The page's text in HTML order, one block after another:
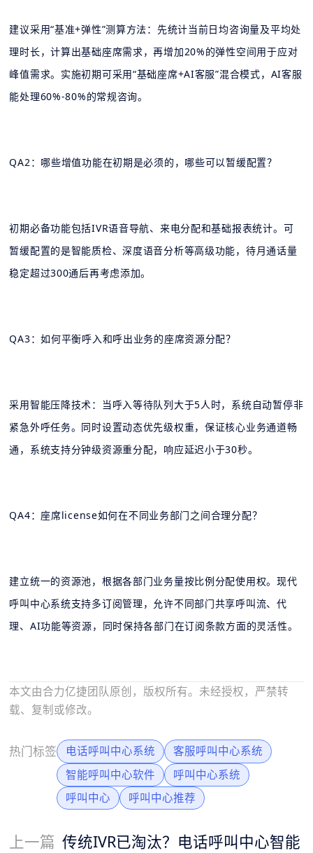
建议采用“基准+弹性”测算方法：先统计当前日均咨询量及平均处
理时长，计算出基础座席需求，再增加20%的弹性空间用于应对
峰值需求。实施初期可采用“基础座席+AI客服”混合模式，AI客服
能处理60%-80%的常规咨询。
QA2：哪些增值功能在初期是必须的，哪些可以暂缓配置？
初期必备功能包括IVR语音导航、来电分配和基础报表统计。可
暂缓配置的是智能质检、深度语音分析等高级功能，待月通话量
稳定超过300通后再考虑添加。
QA3：如何平衡呼入和呼出业务的座席资源分配？
采用智能压降技术：当呼入等待队列大于5人时，系统自动暂停非
紧急外呼任务。同时设置动态优先级权重，保证核心业务通道畅
通，系统支持分钟级资源重分配，响应延迟小于30秒。
QA4：座席license如何在不同业务部门之间合理分配？
建立统一的资源池，根据各部门业务量按比例分配使用权。现代
呼叫中心系统支持多订阅管理，允许不同部门共享呼叫流、代
理、AI功能等资源，同时保持各部门在订阅条款方面的灵活性。
本文由合力亿捷团队原创，版权所有。未经授权，严禁转
载、复制或修改。
热门标签 电话呼叫中心系统
客服呼叫中心系统
智能呼叫中心软件
呼叫中心系统
呼叫中心
呼叫中心推荐
上一篇 传统IVR已淘汰？电话呼叫中心智能